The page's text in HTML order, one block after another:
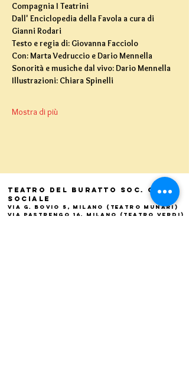
Compagnia I Teatrini
Dall' Enciclopedia della Favola a cura di
Gianni Rodari
Testo e regia di: Giovanna Facciolo
Con: Marta Vedruccio e Dario Mennella
Sonorità e musiche dal vivo: Dario Mennella
Illustrazioni: Chiara Spinelli
Mostra di più
Teatro del Buratto Soc. Coop
sociale
Via G. Bovio 5, Milano (Teatro Munari)
Via Pastrengo 16, Milano (Teatro Verdi)